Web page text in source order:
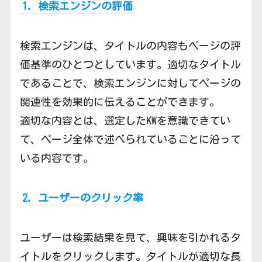
1. 検索エンジンの評価
検索エンジンは、タイトルの内容もページの評
価基準のひとつとしています。適切なタイトル
であることで、検索エンジンに対してページの
関連性を効果的に伝えることができます。
適切な内容とは、選定したKWを意識できてい
て、ページ全体で述べられていることに沿って
いる内容です。
2. ユーザーのクリック率
ユーザーは検索結果を見て、興味を引かれるタ
イトルをクリックします。タイトルが適切な長